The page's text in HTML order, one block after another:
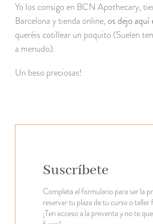
Yo los consigo en BCN Apothecary,
Barcelona y tienda online, os dejo aquí
queréis cotillear un poquito (Suelen
a menudo).
Un beso preciosas!
Suscríbete
Completa el formulario para ser la
reservar tu plaza de tu curso o
¡Ten acceso a la preventa y no te